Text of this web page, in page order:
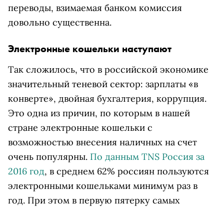
переводы, взимаемая банком комиссия
довольно существенна.
Электронные кошельки наступают
Так сложилось, что в российской экономике
значительный теневой сектор: зарплаты «в
конверте», двойная бухгалтерия, коррупция.
Это одна из причин, по которым в нашей
стране электронные кошельки с
возможностью внесения наличных на счет
очень популярны. По данным TNS Россия за
2016 год, в среднем 62% россиян пользуются
электронными кошельками минимум раз в
год. При этом в первую пятерку самых